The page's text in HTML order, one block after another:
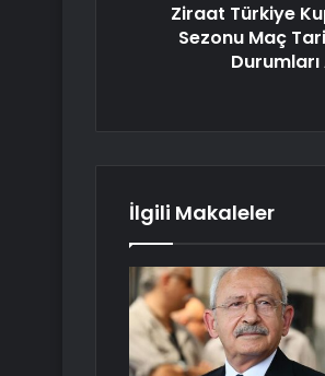
Ziraat Türkiye
Sezonu Maç
Durumları
İlgili Makaleler